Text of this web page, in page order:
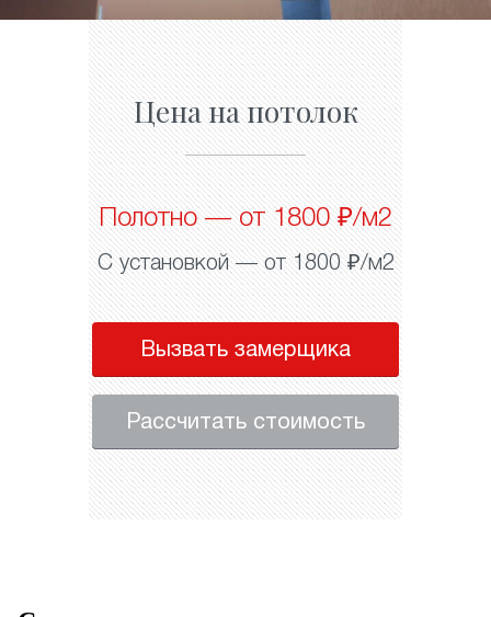
Цена на потолок
Полотно — от 1800 ₽/м2
С установкой — от 1800 ₽/м2
Вызвать замерщика
Рассчитать стоимость